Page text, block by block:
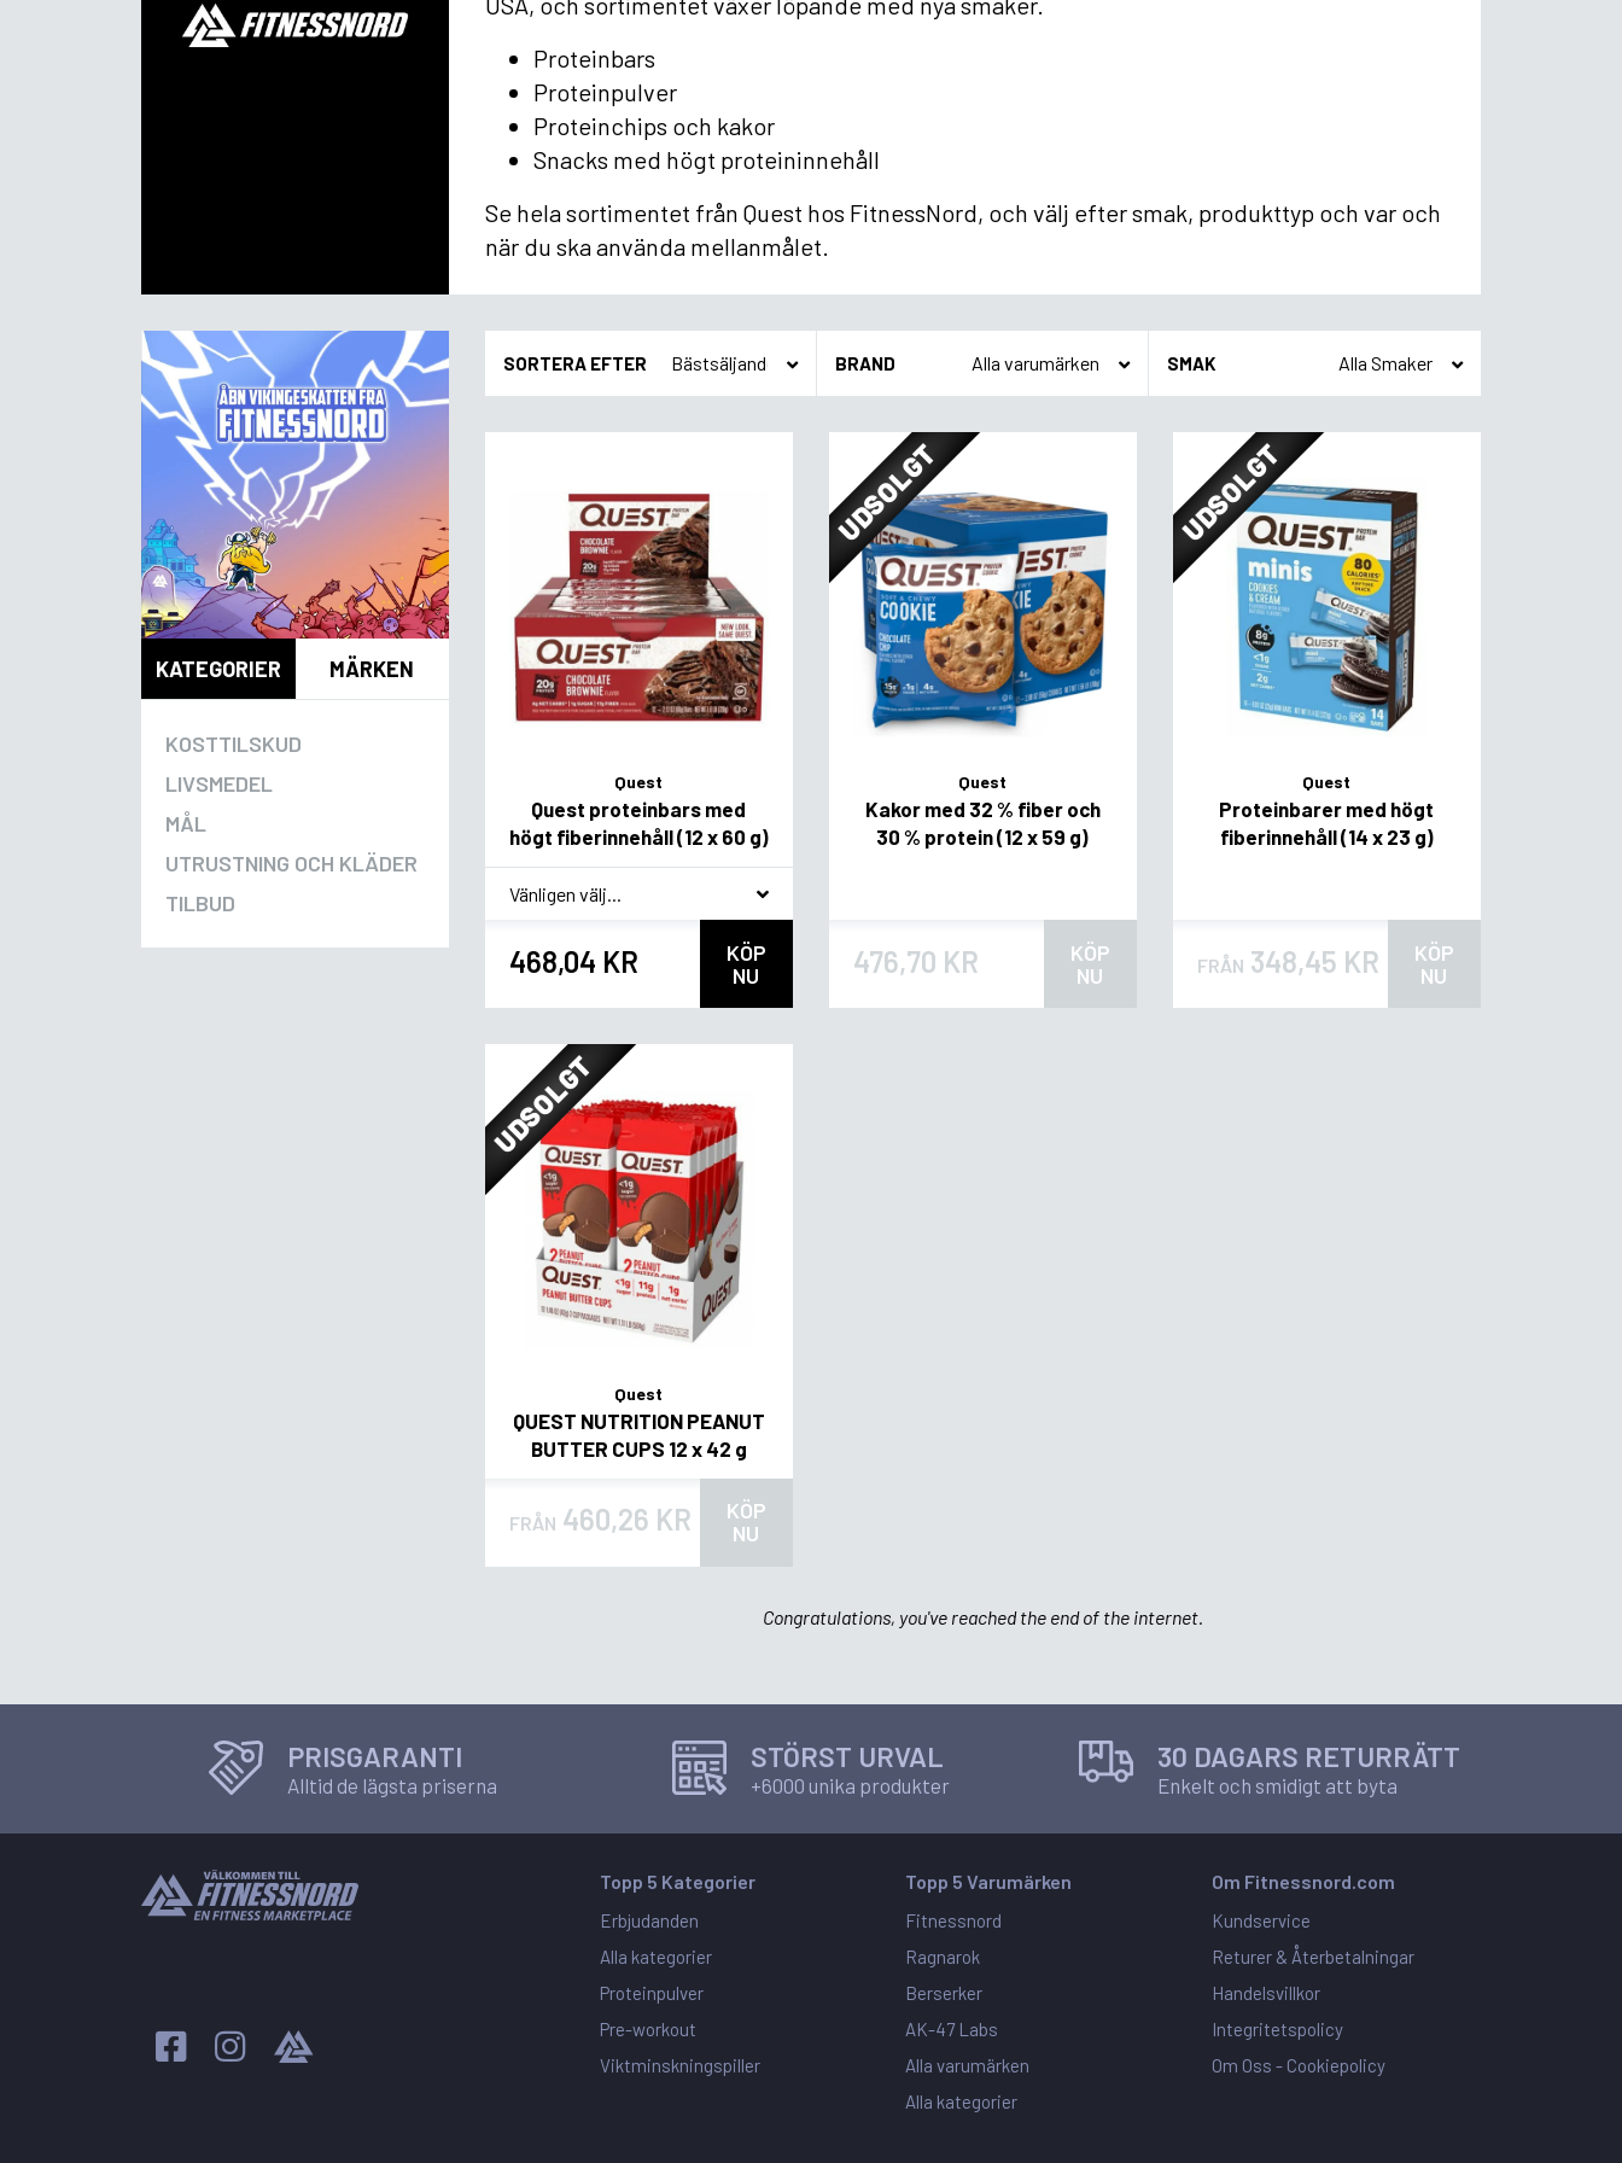
Proteinbars
Proteinpulver
Proteinchips och kakor
Snacks med högt proteininnehåll
Se hela sortimentet från Quest hos FitnessNord, och välj efter smak, produkttyp och var och
när du ska använda mellanmålet.
KATEGORIER MÄRKEN
KOSTTILSKUD
LIVSMEDEL
MÅL
UTRUSTNING OCH KLÄDER
TILBUD
SORTERA EFTER BRAND SMAK
Quest
Quest proteinbars med
högt fiberinnehåll (12 x 60 g)
* Smagsvariant
468,04 KR
KÖP
NU
UDSOLGT
Quest
Kakor med 32 % fiber och
30 % protein (12 x 59 g)
476,70 KR
KÖP
NU
UDSOLGT
Quest
Proteinbarer med högt
fiberinnehåll (14 x 23 g)
FRÅN 348,45 KR
KÖP
NU
UDSOLGT
Quest
QUEST NUTRITION PEANUT
BUTTER CUPS 12 x 42 g
FRÅN 460,26 KR
KÖP
NU
Congratulations, you've reached the end of the internet.
PRISGARANTI
Alltid de lägsta priserna
STÖRST URVAL
+6000 unika produkter
30 DAGARS RETURRÄTT
Enkelt och smidigt att byta
Topp 5 Kategorier
Erbjudanden
Alla kategorier
Proteinpulver
Pre-workout
Viktminskningspiller
Topp 5 Varumärken
Fitnessnord
Ragnarok
Berserker
AK-47 Labs
Alla varumärken
Alla kategorier
Om Fitnessnord.com
Kundservice
Returer & Återbetalningar
Handelsvillkor
Integritetspolicy
Om Oss - Cookiepolicy